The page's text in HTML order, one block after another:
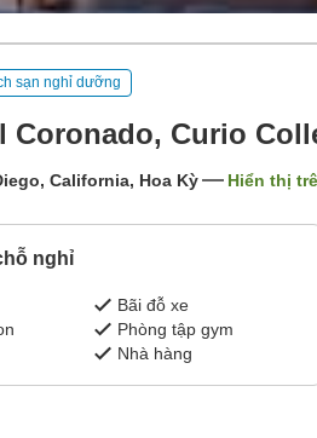
sạn nghỉ dưỡng
Coronado, Curio
California, Hoa Kỳ Hiển thị
nghỉ
Bãi đỗ xe
Phòng tập gym
Nhà hàng